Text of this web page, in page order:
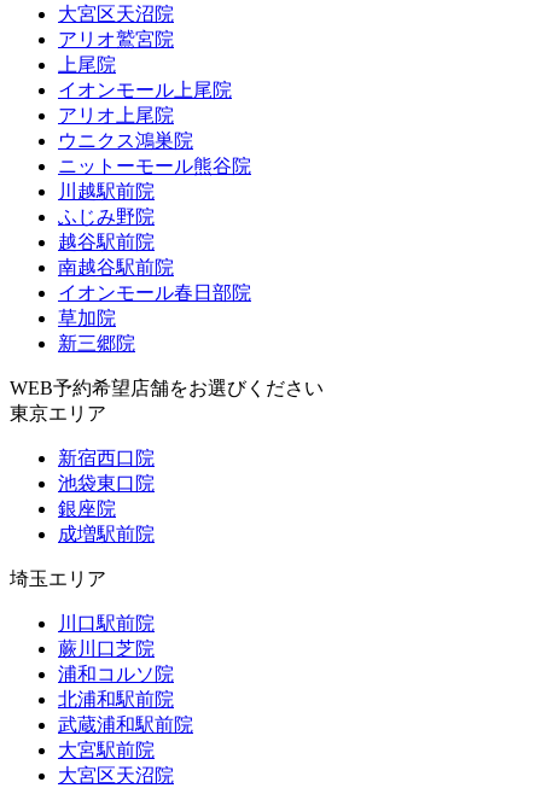
大宮区天沼院
アリオ鷲宮院
上尾院
イオンモール上尾院
アリオ上尾院
ウニクス鴻巣院
ニットーモール熊谷院
川越駅前院
ふじみ野院
越谷駅前院
南越谷駅前院
イオンモール春日部院
草加院
新三郷院
WEB予約希望店舗をお選びください
東京エリア
新宿西口院
池袋東口院
銀座院
成増駅前院
埼玉エリア
川口駅前院
蕨川口芝院
浦和コルソ院
北浦和駅前院
武蔵浦和駅前院
大宮駅前院
大宮区天沼院